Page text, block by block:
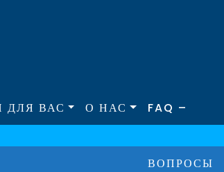
ДЛЯ ВАС О НАС FAQ –
ВОПРОСЫ